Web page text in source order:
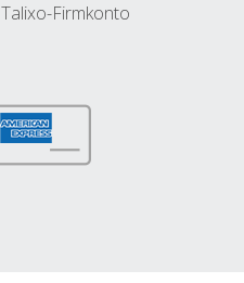
Firmkonto